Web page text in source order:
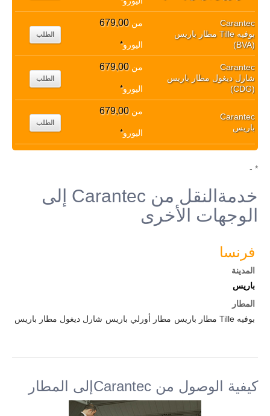
Carantec
بوفيه Tille مطار باريس
(BVA)
من679,00
اليورو*
الطلب
Carantec
شارل ديغول مطار باريس
(CDG)
من679,00
اليورو*
الطلب
Carantec
باريس
من679,00
اليورو*
الطلب
* -
خدمةالنقل من Carantec إلى
الوجهات الأخرى
فرنسا
المدينة
باريس
المطار
بوفيه Tille مطار باريس
مطار أورلي باريس شارل ديغول مطار باريس
كيفية الوصول من Carantecإلى المطار